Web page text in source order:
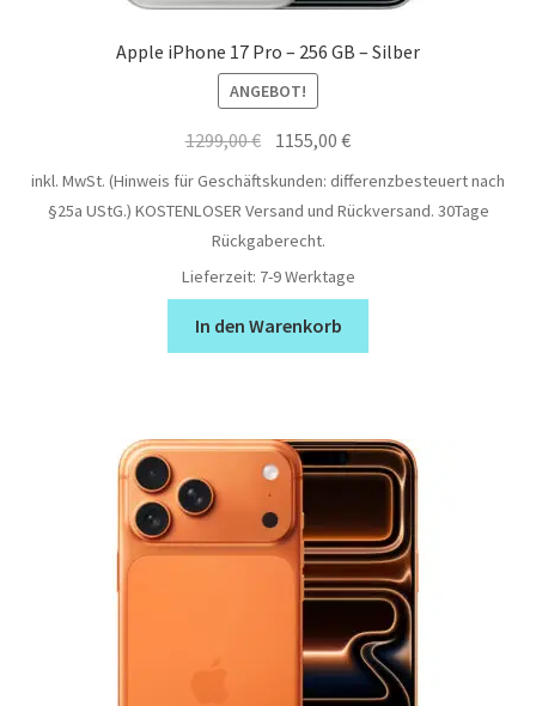
Apple iPhone 17 Pro – 256 GB – Silber
ANGEBOT!
1299,00€ Ursprünglicher
1155,00€Aktueller
Preis
inkl. MwSt. (Hinweis für Geschäftskunden: differenzbesteuert nach
§25a UStG.) KOSTENLOSER Versand und Rückversand. 30Tage
Rückgaberecht.
Lieferzeit: 7-9 Werktage
In den Warenkorb